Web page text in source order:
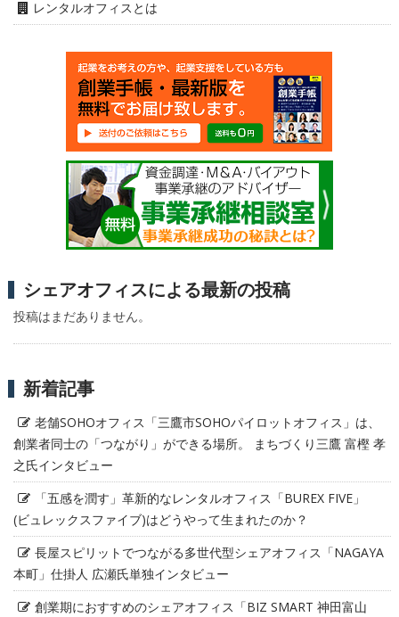
レンタルオフィスとは
シェアオフィスによる最新の投稿
投稿はまだありません。
新着記事
老舗SOHOオフィス「三鷹市SOHOパイロットオフィス」は、
創業者同士の「つながり」ができる場所。 まちづくり三鷹 富樫 孝
之氏インタビュー
「五感を潤す」革新的なレンタルオフィス「BUREX FIVE」
(ビュレックスファイブ)はどうやって生まれたのか？
長屋スピリットでつながる多世代型シェアオフィス「NAGAYA
本町」仕掛人 広瀬氏単独インタビュー
創業期におすすめのシェアオフィス「BIZ SMART 神田富山